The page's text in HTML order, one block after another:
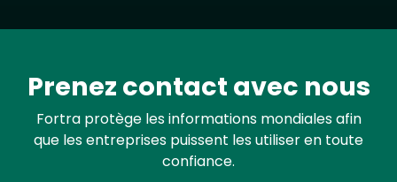
Prenez contact avec nous
Fortra protège les informations mondiales afin
que les entreprises puissent les utiliser en toute
confiance.